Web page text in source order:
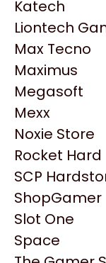
Lenovo
Logitech
MSI
NVIDIA
NZXT
PNY
Palit
Philips
PowerColor
Razer
Redragon
Samsung
Katech
Liontech
Max Tecno
Maximus
Megasoft
Mexx
Noxie Store
Rocket Hard
SCP
ShopGamer
Slot One
Space
Explorá más